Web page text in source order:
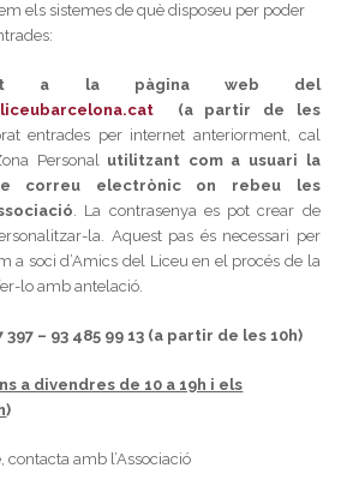
els sistemes de què disposeu per poder
a la pàgina web del
(a partir de les
entrades per internet anteriorment, cal
Personal utilitzant com a usuari la
correu electrònic on rebeu les
. La contrasenya es pot crear de
la. Aquest pas és necessari per
a soci d’Amics del Liceu en el procés de la
lo amb antelació.
– 93 485 99 13 (a partir de les 10h)
a divendres de 10 a 19h i els
)
amb l’Associació